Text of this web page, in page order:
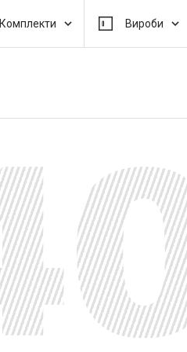
Комплекти Вироби